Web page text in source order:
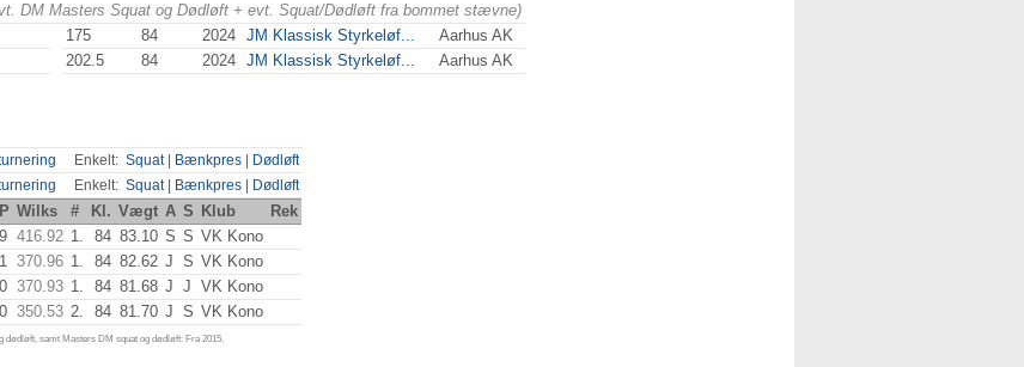
DM Masters Squat og Dødløft + evt. Squat/Dødløft fra bommet stævne)
175 84 2024 JM Klassisk Styrkeløf...
Aarhus AK
202.5 84 2024 JM Klassisk Styrkeløf... Aarhus AK
Enkelt: Squat| Bænkpres
Dødløft
Enkelt: Squat| Bænkpres Dødløft
Wilks # Kl. Vægt A S Klub
Rek
416.92 1. 84 83.10 S S VK Kono
370.96 1. 84 82.62 J S VK Kono
370.93 1. 84 81.68 J J VK Kono
350.53 2. 84 81.70 J S VK Kono
samt Masters DM squat og dødløft: Fra 2015.